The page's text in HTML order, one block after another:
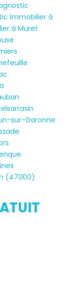
Immobilier à
à Muret
sur-Garonne
(47000)